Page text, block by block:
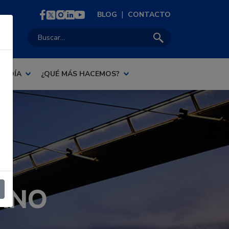
BLOG | CONTACTO
DÍA ¿QUÉ MÁS HACEMOS?